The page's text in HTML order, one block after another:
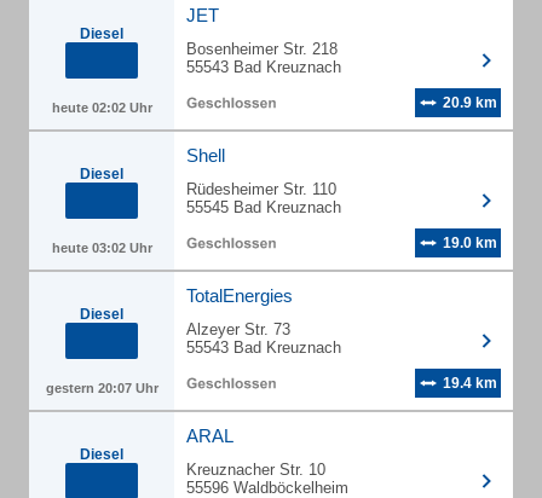
Diesel
heute 02:02 Uhr
JET
Bosenheimer Str. 218
55543 Bad Kreuznach
20.9 km
Diesel
heute 03:02 Uhr
Shell
Rüdesheimer Str. 110
55545 Bad Kreuznach
19.0 km
Diesel
gestern 20:07 Uhr
TotalEnergies
Alzeyer Str. 73
55543 Bad Kreuznach
19.4 km
Diesel
ARAL
Kreuznacher Str. 10
55596 Waldböckelheim